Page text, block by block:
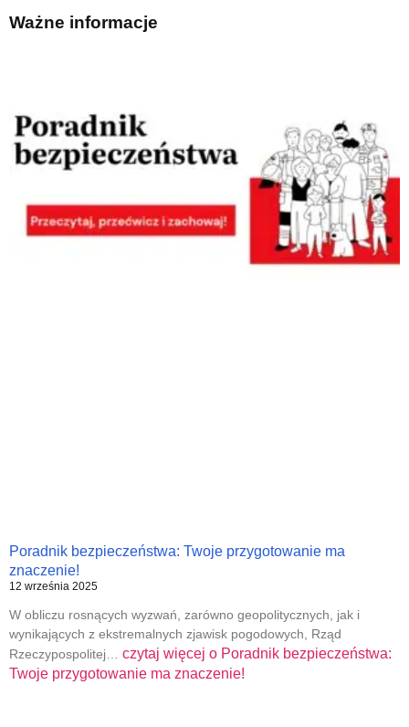
Ważne informacje
Poradnik bezpieczeństwa: Twoje przygotowanie ma
znaczenie!
12 września 2025
W obliczu rosnących wyzwań, zarówno geopolitycznych, jak i
wynikających z ekstremalnych zjawisk pogodowych, Rząd
Rzeczypospolitej… czytaj więcej o Poradnik bezpieczeństwa:
Twoje przygotowanie ma znaczenie!